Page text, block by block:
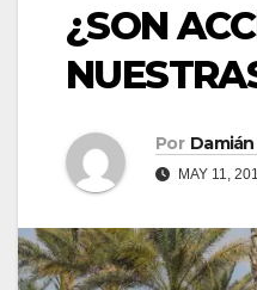
¿SON
Por
MAY 11,